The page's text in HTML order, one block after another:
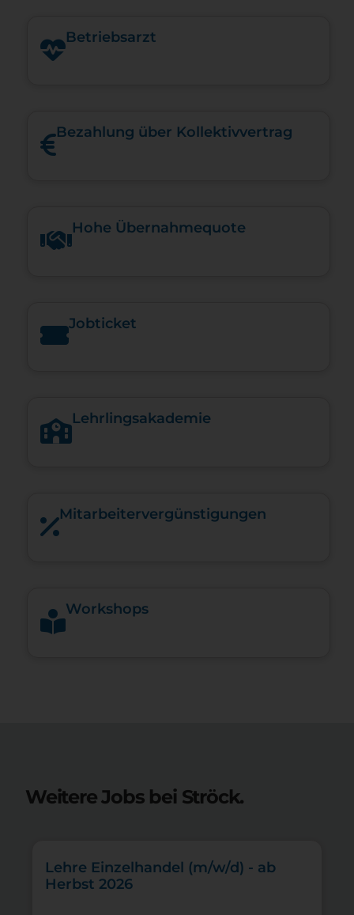
Betriebsarzt
Bezahlung über Kollektivvertrag
Hohe Über­nah­me­quote
Jobticket
Lehrlingsakademie
Mitarbeiter­vergünstigungen
Workshops
Weitere Jobs bei Ströck.
Lehre Einzelhandel (m/w/d) - ab
Herbst 2026